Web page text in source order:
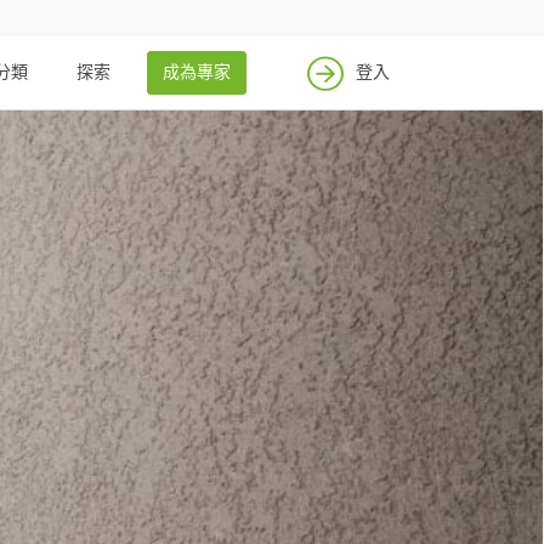
類 探索 成為專家 登入